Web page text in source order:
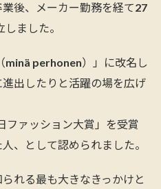
後、メーカー勤務を経て27
ました。
minä perhonen）」に改名し
出したりと活躍の場を広げ
ファッション大賞」を受賞
、として認められました。
れる最も大きなきっかけと